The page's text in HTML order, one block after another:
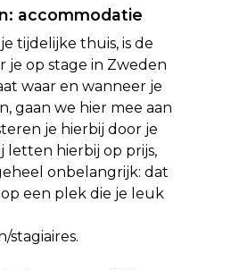
accommodatie
tijdelijke thuis, is de
je op stage in Zweden
waar en wanneer je
gaan we hier mee aan
je hierbij door je
letten hierbij op prijs,
onbelangrijk: dat
een plek die je leuk
stagiaires.